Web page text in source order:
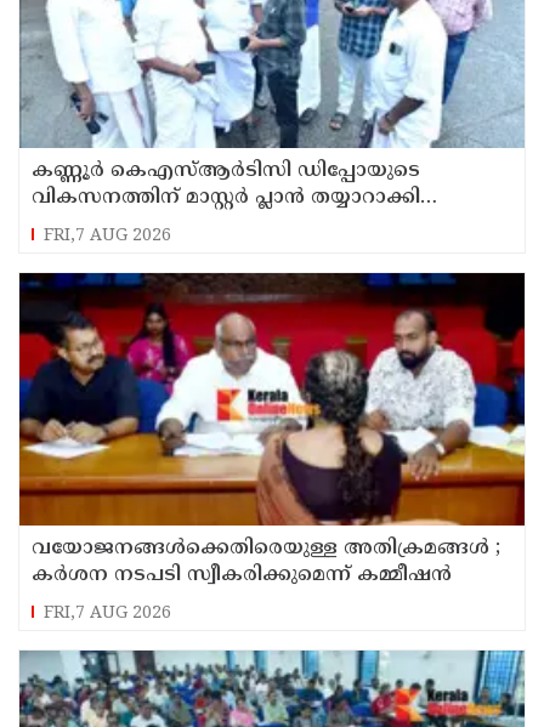
കണ്ണൂർ കെഎസ്ആർടിസി ഡിപ്പോയുടെ
വികസനത്തിന് മാസ്റ്റർ പ്ലാൻ തയ്യാറാക്കി
സമർപ്പിക്കും : ടി ഒ മോഹനൻ എം എൽ എ
FRI,7 AUG 2026
വയോജനങ്ങൾക്കെതിരെയുള്ള അതിക്രമങ്ങൾ ;
കർശന നടപടി സ്വീകരിക്കുമെന്ന് കമ്മീഷൻ
FRI,7 AUG 2026